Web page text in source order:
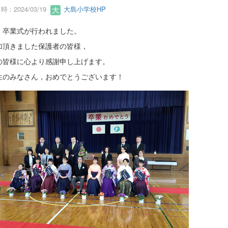
: 2024/03/19 大島小学校HP
業式が行われました。
きました保護者の皆様，
様に心より感謝申し上げます。
みなさん，おめでとうございます！